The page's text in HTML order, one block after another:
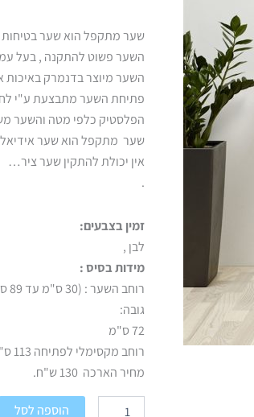
שער מתקפל הוא שער
השער פשוט להתקנה , בעל
השער מיוצר בדנמרק באיכות
פתיחת השער מתבצעת ע"י
הפלסטיק כלפי מטה והשער
שער מתקפל הוא שער
אין יכולת להתקין שער ציר…
.
זמין בצבעים:
לבן ,
מידות בסיס :
רוחב השער : (30 ס"מ עד 89 ס"מ)
גובה:
72 ס"מ
רוחב מקסימלי לפתיחה 113 ס"מ (בתוספת הארכה של 24 ס"מ)
מחיר הארכה 130 ש"ח.
הוספה לסל